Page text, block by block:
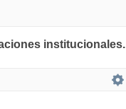
institucionales.